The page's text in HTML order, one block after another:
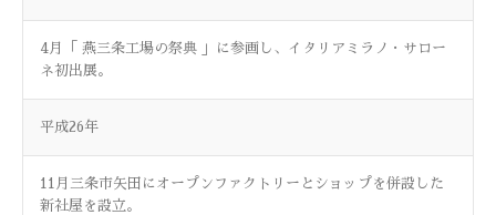
4月「 燕三条工場の祭典 」に参画し、イタリアミラノ・サロー
ネ初出展。
平成26年
11月三条市矢田にオープンファクトリーとショップを併設した
新社屋を設立。